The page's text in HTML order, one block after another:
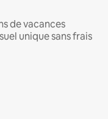
de vacances
unique sans frais